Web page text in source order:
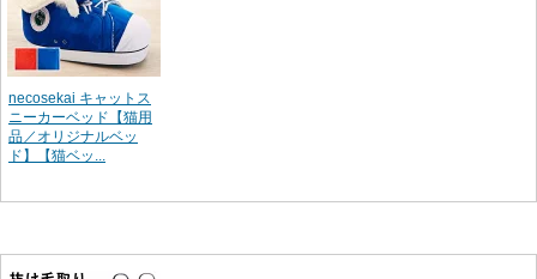
necosekai キャットス
ニーカーベッド【猫用
品／オリジナルベッ
ド】【猫ベッ...